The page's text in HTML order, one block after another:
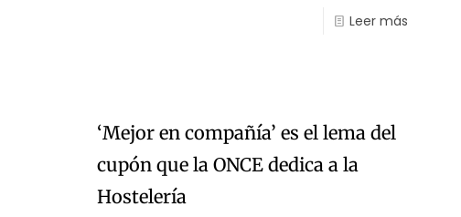
Leer más
‘Mejor en compañía’ es el lema del
cupón que la ONCE dedica a la
Hostelería